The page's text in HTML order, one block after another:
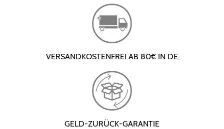
VERSANDKOSTENFREI AB 80€ IN DE
GELD-ZURÜCK-GARANTIE